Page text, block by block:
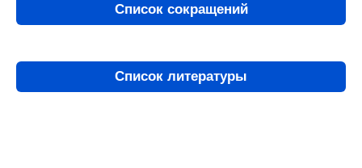
Список сокращений
Список литературы